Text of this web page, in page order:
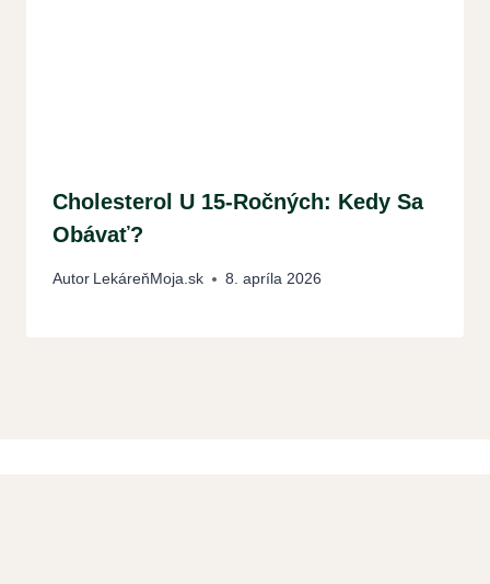
Cholesterol U 15-Ročných: Kedy Sa
Obávať?
Autor LekáreňMoja.sk 8. apríla 2026